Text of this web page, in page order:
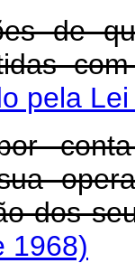
de
pela
dos
1968)